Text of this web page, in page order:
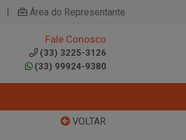
| Área do Representante
Fale Conosco
(33) 3225-3126
(33) 99924-9380
VOLTAR